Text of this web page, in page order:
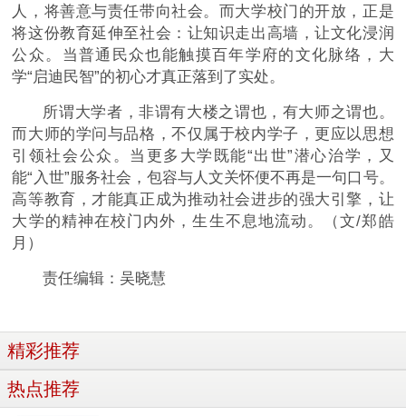
人，将善意与责任带向社会。而大学校门的开放，正是
将这份教育延伸至社会：让知识走出高墙，让文化浸润
公众。当普通民众也能触摸百年学府的文化脉络，大
学“启迪民智”的初心才真正落到了实处。
所谓大学者，非谓有大楼之谓也，有大师之谓也。
而大师的学问与品格，不仅属于校内学子，更应以思想
引领社会公众。当更多大学既能“出世”潜心治学，又
能“入世”服务社会，包容与人文关怀便不再是一句口号。
高等教育，才能真正成为推动社会进步的强大引擎，让
大学的精神在校门内外，生生不息地流动。（文/郑皓
月）
责任编辑：吴晓慧
精彩推荐
热点推荐